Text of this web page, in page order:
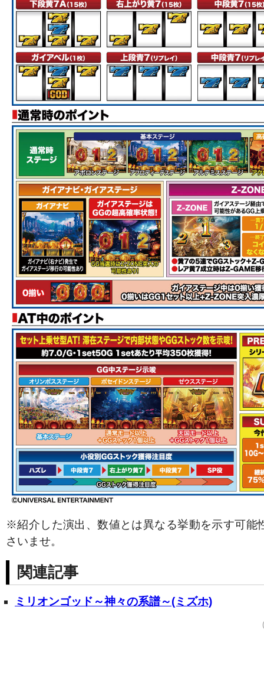
※紹介した演出、数値とは異なる挙動を示す可能
さいませ。
関連記事
ミリオンゴッド～神々の系譜～(ミズホ)